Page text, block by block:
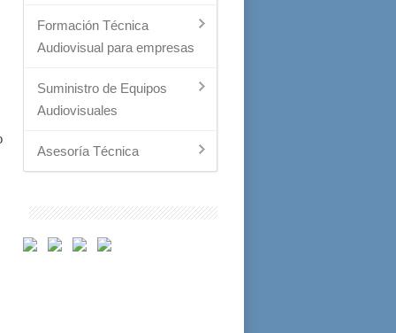
Formación Técnica
Audiovisual para empresas
Suministro de Equipos
Audiovisuales
Asesoría Técnica